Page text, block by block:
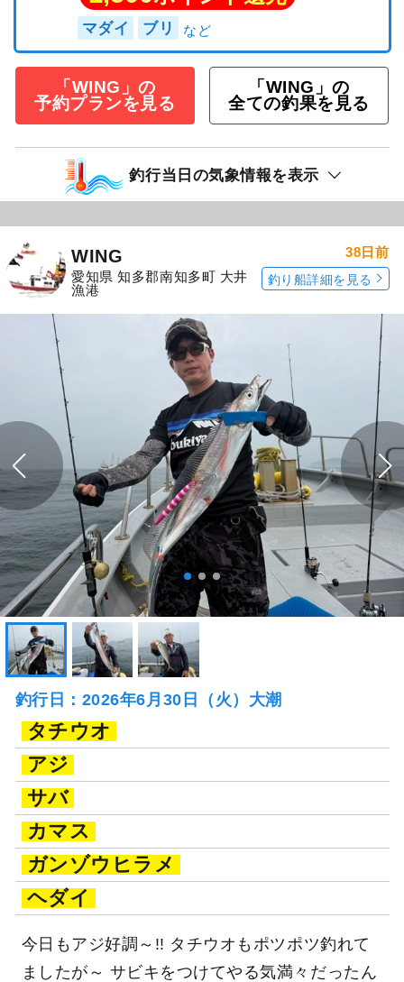
マダイ ブリ
「WING」の
予約プランを見る
「WING」の
全ての釣果を見る
釣行当日の気象情報を表示
WING
愛知県 知多郡南知多町 大井
漁港
38日前
釣り船詳細を見る
釣行日：2026年6月30日（火）大潮
タチウオ
アジ
サバ
カマス
ガンゾウヒラメ
ヘダイ
今日もアジ好調～!! タチウオもポツポツ釣れて
ましたが～ サビキをつけてやる気満々だったん